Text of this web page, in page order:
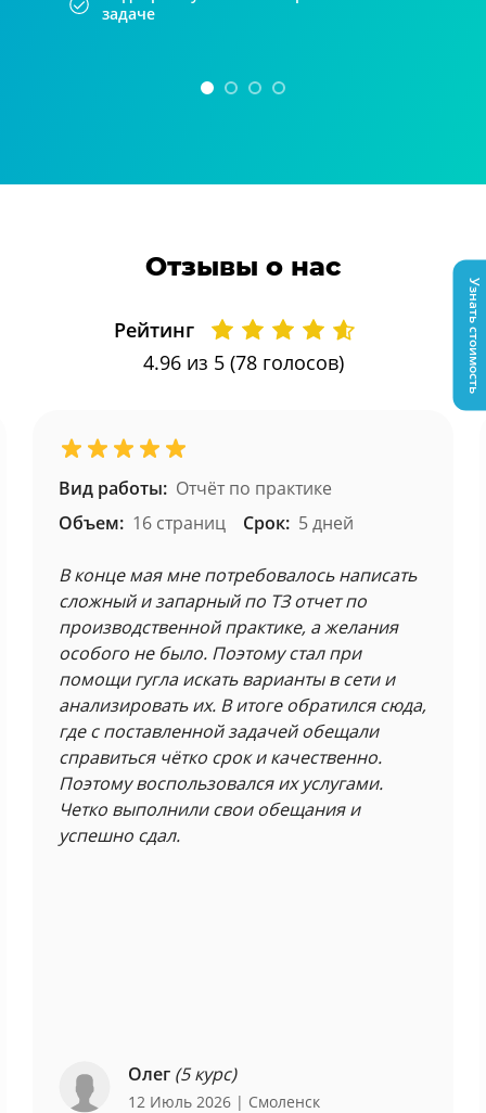
задаче
Отзывы о нас
Рейтинг
4.96из 5 (78 голосов)
Вид работы: Отчёт по практике
Объем: 16 страниц Срок: 5 дней
В конце мая мне потребовалось написать
сложный и запарный по ТЗ отчет по
производственной практике, а желания
особого не было. Поэтому стал при
помощи гугла искать варианты в сети и
анализировать их. В итоге обратился сюда,
где с поставленной задачей обещали
справиться чётко срок и качественно.
Поэтому воспользовался их услугами.
Четко выполнили свои обещания и
успешно сдал.
Олег (5 курс)
12 Июль 2026 | Смоленск
Узнать стоимость